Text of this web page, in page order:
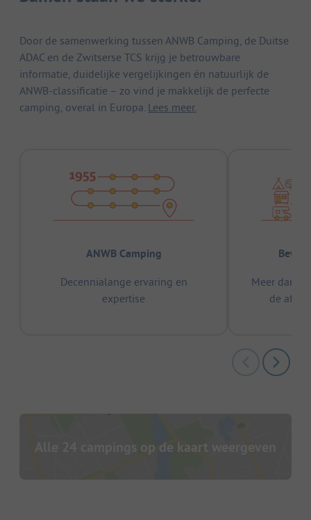
Door de samenwerking tussen ANWB Camping, de Duitse
ADAC en de Zwitserse TCS krijg je betrouwbare
informatie, duidelijke vergelijkingen én natuurlijk de
ANWB-classificatie – zo vind je makkelijk de perfecte
camping, overal in Europa. Lees meer.
ANWB Camping
Decennialange ervaring en
expertise
Meer dan
de
Alle 24 campings op de kaart weergeven